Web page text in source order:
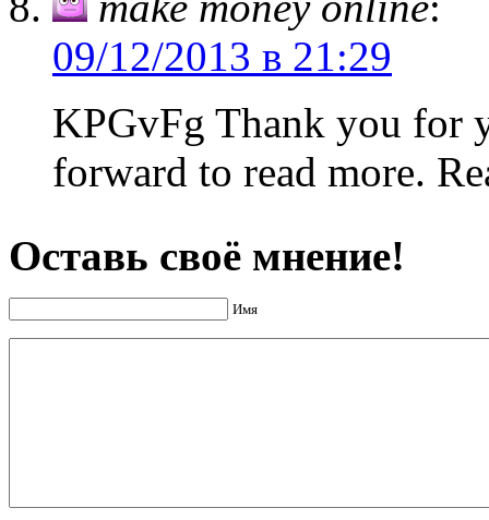
09/12/2013 в 21:29
KPGvFg Thank you for
forward to read more.
Оставь своё мнение!
Имя